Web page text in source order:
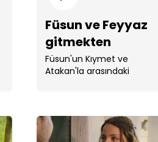
Füsun ve Feyyaz
gitmekten
vazgeçiyor!
Füsun'un Kıymet ve
Atakan'la arasındaki